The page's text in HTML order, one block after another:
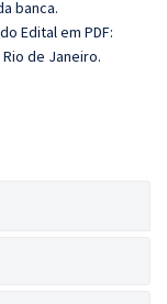
banca.
Edital em PDF:
de Janeiro.